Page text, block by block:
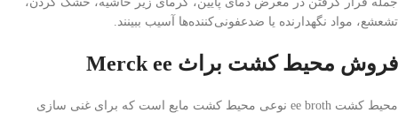
تشعشع، مواد نگهدارنده یا ضدعفونی‌کننده‌ها آسیب ببینند.
فروش محیط کشت براث Merck ee
محیط کشت ee broth نوعی محیط کشت مایع است که برای غنی سازی